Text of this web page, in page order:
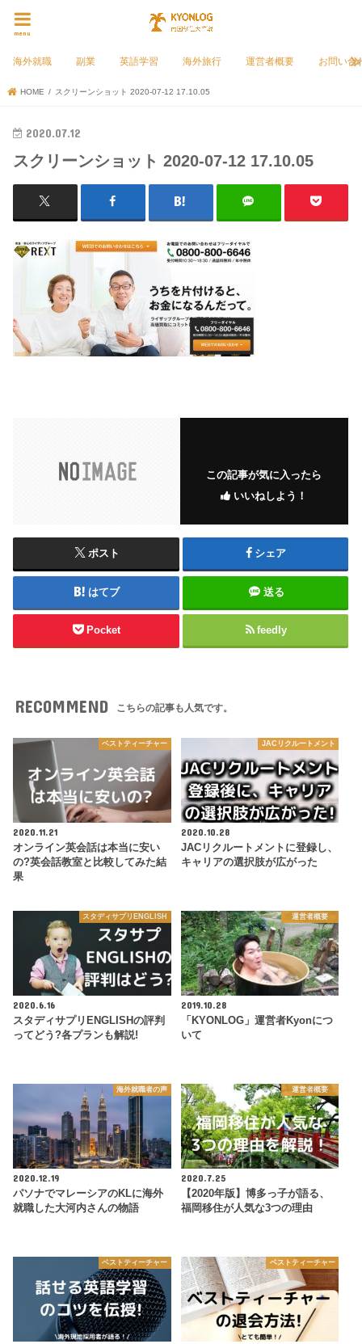
menu
海外就職 副業 英語学習 海外旅行 運営者概要 お問い合
HOME スクリーンショット 2020-07-12 17.10.05
2020.07.12
スクリーンショット 2020-07-12 17.10.05
この記事が気に入ったら
いいねしよう！
ポスト シェア
はてブ 送る
Pocket feedly
RECOMMEND こちらの記事も人気です。
ベストティーチャー
2020.11.21
オンライン英会話は本当に安い
の?英会話教室と比較してみた結
果
JACリクルートメント
2020.10.28
JACリクルートメントに登録し、
キャリアの選択肢が広がった
スタディサプリENGLISH
2020.6.16
スタディサプリENGLISHの評判
ってどう?各プランも解説!
運営者概要
2019.10.28
「KYONLOG」運営者Kyonにつ
いて
海外就職者の声
2020.12.19
パソナでマレーシアのKLに海外
就職した大河内さんの物語
運営者概要
2020.7.25
【2020年版】博多っ子が語る、
福岡移住が人気な3つの理由
ベストティーチャー ベストティーチャー